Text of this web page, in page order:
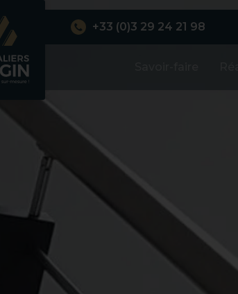
+33 (0)3 29 24 21 98